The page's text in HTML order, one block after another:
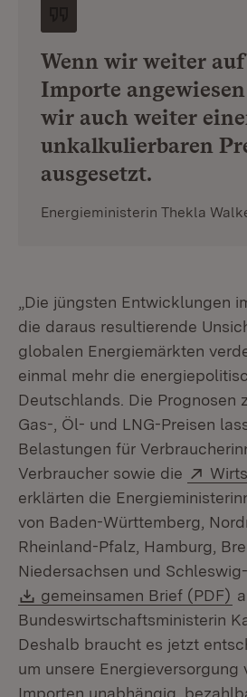
Wenn wir weiter
Importe
wir auch weiter
unkalkulierbaren
ausgesetzt.
Energieministerin Thekla
„Die jüngsten Entwicklungen
die daraus resultierende
globalen Energiemärkten
einmal mehr die
Deutschlands. Die Prognosen
Gas-, Öl- und LNG-Preisen
Belastungen für
Verbraucher sowie die
erklärten die
von Baden-Württemberg,
Rheinland-Pfalz, Hamburg,
Niedersachsen und
Download:
gemeinsamen Brief (PDF)
Bundeswirtschaftsministerin
Deshalb braucht es jetzt
um unsere Energieversorgung
Importen unabhängig,